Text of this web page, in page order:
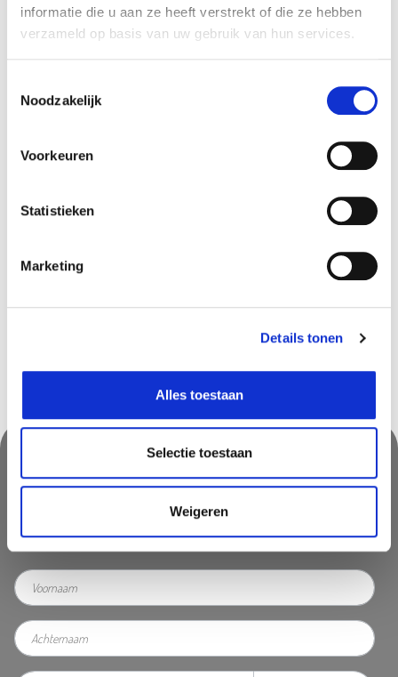
informatie die u aan ze heeft verstrekt of die ze hebben
verzameld op basis van uw gebruik van hun services.
Noodzakelijk
Voorkeuren
Statistieken
Marketing
Details tonen
Alles toestaan
Selectie toestaan
Weigeren
Bekijk gegevens
Naninne
Nooit iets van ons missen?
Mis geen enkele aanbieding, inspirerende tip of nieuwsbericht. Schrijf
je nu in voor onze nieuwsbrief